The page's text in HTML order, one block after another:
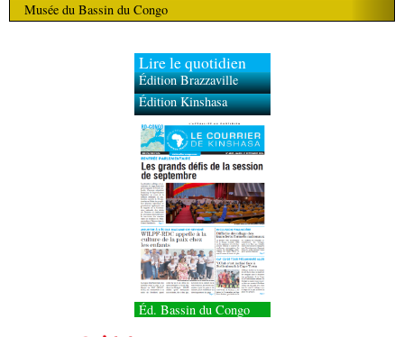
Musée du Bassin du Congo
Lire le quotidien
Édition Brazzaville
Édition Kinshasa
Éd. Bassin du Congo